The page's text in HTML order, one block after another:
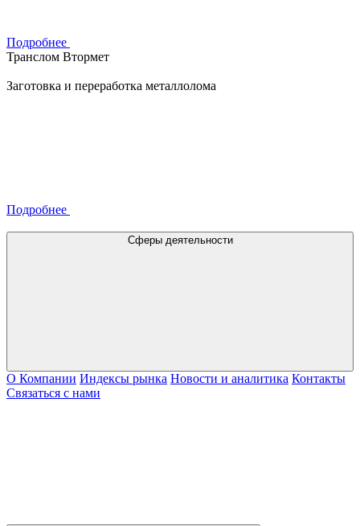
Подробнее
Транслом Втормет
Заготовка и переработка металлолома
Подробнее
Сферы деятельности
О Компании Индексы рынка Новости и аналитика Контакты
Связаться с нами